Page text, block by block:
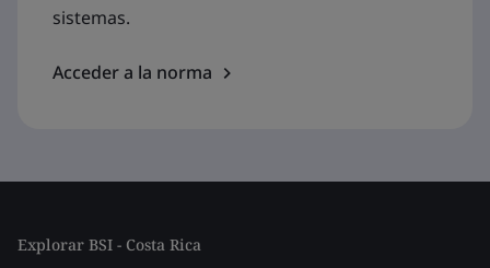
sistemas.
Acceder a la norma
Explorar BSI - Costa Rica